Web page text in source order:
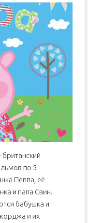
британский
по 5
Пеппа, её
и папа Свин.
бабушка и
и их